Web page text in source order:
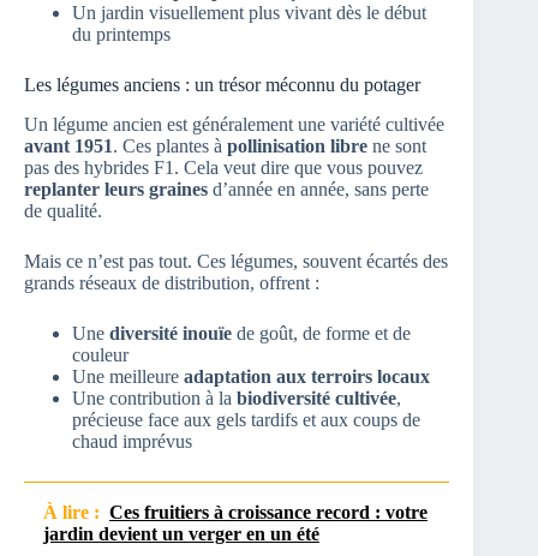
Un jardin visuellement plus vivant dès le début
du printemps
Les légumes anciens : un trésor méconnu du potager
Un légume ancien est généralement une variété cultivée
avant 1951. Ces plantes à pollinisation libre ne sont
pas des hybrides F1. Cela veut dire que vous pouvez
replanter leurs graines d’année en année, sans perte
de qualité.
Mais ce n’est pas tout. Ces légumes, souvent écartés des
grands réseaux de distribution, offrent :
Une diversité inouïe de goût, de forme et de
couleur
Une meilleure adaptation aux terroirs locaux
Une contribution à la biodiversité cultivée,
précieuse face aux gels tardifs et aux coups de
chaud imprévus
À lire : Ces fruitiers à croissance record : votre
jardin devient un verger en un été